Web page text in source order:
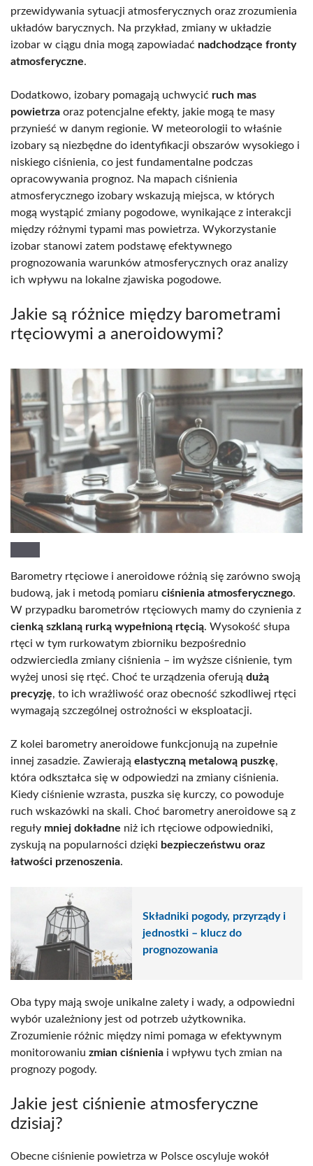
przewidywania sytuacji atmosferycznych oraz zrozumienia
układów barycznych. Na przykład, zmiany w układzie
izobar w ciągu dnia mogą zapowiadać nadchodzące fronty
atmosferyczne.
Dodatkowo, izobary pomagają uchwycić ruch mas
powietrza oraz potencjalne efekty, jakie mogą te masy
przynieść w danym regionie. W meteorologii to właśnie
izobary są niezbędne do identyfikacji obszarów wysokiego i
niskiego ciśnienia, co jest fundamentalne podczas
opracowywania prognoz. Na mapach ciśnienia
atmosferycznego izobary wskazują miejsca, w których
mogą wystąpić zmiany pogodowe, wynikające z interakcji
między różnymi typami mas powietrza. Wykorzystanie
izobar stanowi zatem podstawę efektywnego
prognozowania warunków atmosferycznych oraz analizy
ich wpływu na lokalne zjawiska pogodowe.
Jakie są różnice między barometrami
rtęciowymi a aneroidowymi?
Barometry rtęciowe i aneroidowe różnią się zarówno swoją
budową, jak i metodą pomiaru ciśnienia atmosferycznego.
W przypadku barometrów rtęciowych mamy do czynienia z
cienką szklaną rurką wypełnioną rtęcią. Wysokość słupa
rtęci w tym rurkowatym zbiorniku bezpośrednio
odzwierciedla zmiany ciśnienia – im wyższe ciśnienie, tym
wyżej unosi się rtęć. Choć te urządzenia oferują dużą
precyzję, to ich wrażliwość oraz obecność szkodliwej rtęci
wymagają szczególnej ostrożności w eksploatacji.
Z kolei barometry aneroidowe funkcjonują na zupełnie
innej zasadzie. Zawierają elastyczną metalową puszkę,
która odkształca się w odpowiedzi na zmiany ciśnienia.
Kiedy ciśnienie wzrasta, puszka się kurczy, co powoduje
ruch wskazówki na skali. Choć barometry aneroidowe są z
reguły mniej dokładne niż ich rtęciowe odpowiedniki,
zyskują na popularności dzięki bezpieczeństwu oraz
łatwości przenoszenia.
Składniki pogody, przyrządy i
jednostki – klucz do
prognozowania
Oba typy mają swoje unikalne zalety i wady, a odpowiedni
wybór uzależniony jest od potrzeb użytkownika.
Zrozumienie różnic między nimi pomaga w efektywnym
monitorowaniu zmian ciśnienia i wpływu tych zmian na
prognozy pogody.
Jakie jest ciśnienie atmosferyczne
dzisiaj?
Obecne ciśnienie powietrza w Polsce oscyluje wokół